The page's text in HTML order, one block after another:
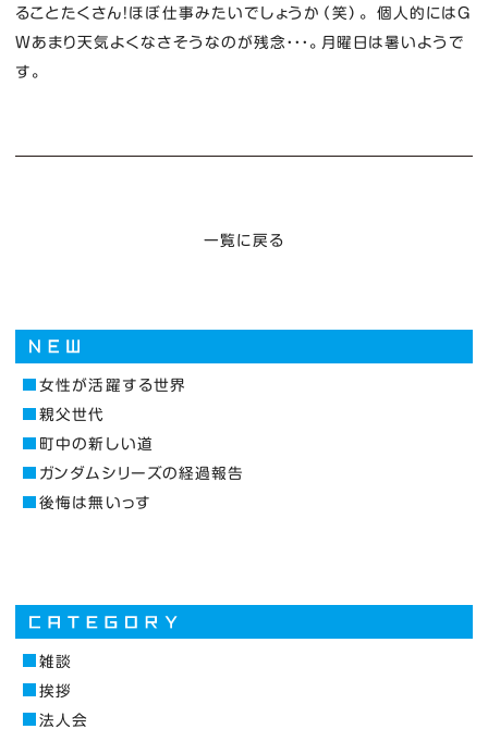
ることたくさん！ほぼ仕事みたいでしょうか（笑）。 個人的にはＧ
Ｗあまり天気よくなさそうなのが残念・・・。月曜日は暑いようで
す。
一覧に戻る
女性が活躍する世界
親父世代
町中の新しい道
ガンダムシリーズの経過報告
後悔は無いっす
雑談
挨拶
法人会